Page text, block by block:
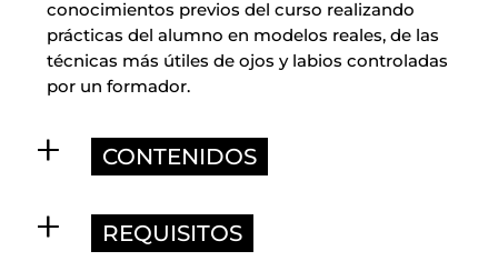
conocimientos previos del curso realizando
prácticas del alumno en modelos reales, de las
técnicas más útiles de ojos y labios controladas
por un formador.
CONTENIDOS
REQUISITOS